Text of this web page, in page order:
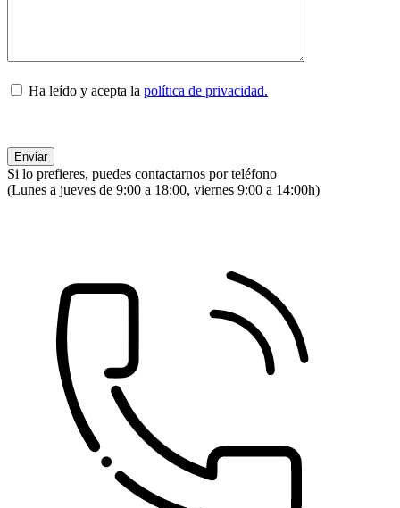
Ha leído y acepta la política de privacidad.
Si lo prefieres, puedes contactarnos por teléfono
(Lunes a jueves de 9:00 a 18:00, viernes 9:00 a 14:00h)